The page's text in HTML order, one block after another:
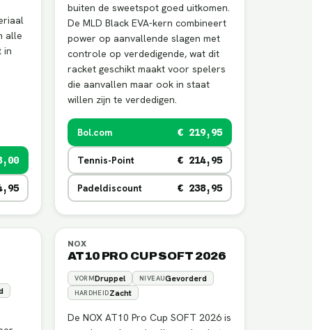
alle
in
buiten de sweetspot goed uitkomen.
De MLD Black EVA-kern combineert
power op aanvallende slagen met
controle op verdedigende, wat dit
racket geschikt maakt voor spelers
die aanvallen maar ook in staat
willen zijn te verdedigen.
Bol.com € 219,95
Tennis-Point € 214,95
Padeldiscount € 238,95
NOX
AT10 PRO CUP SOFT 2026
VORMDruppel NIVEAUGevorderd
HARDHEIDZacht
De NOX AT10 Pro Cup SOFT 2026 is